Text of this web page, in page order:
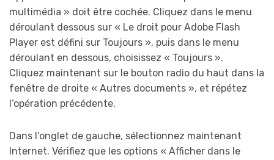
multimédia » doit être cochée. Cliquez dans le menu
déroulant dessous sur « Le droit pour Adobe Flash
Player est défini sur Toujours », puis dans le menu
déroulant en dessous, choisissez « Toujours ».
Cliquez maintenant sur le bouton radio du haut dans la
fenêtre de droite « Autres documents », et répétez
l’opération précédente.
Dans l’onglet de gauche, sélectionnez maintenant
Internet. Vérifiez que les options « Afficher dans le